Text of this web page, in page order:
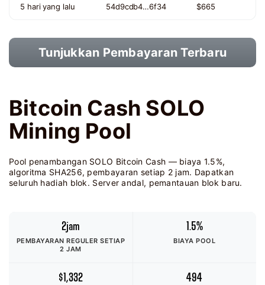
5 hari yang lalu 54d9cdb4…6f34 $665
Tunjukkan Pembayaran Terbaru
Bitcoin Cash SOLO
Mining Pool
Pool penambangan SOLO Bitcoin Cash — biaya 1.5%,
algoritma SHA256, pembayaran setiap 2 jam. Dapatkan
seluruh hadiah blok. Server andal, pemantauan blok baru.
2jam
PEMBAYARAN REGULER SETIAP
2 JAM
1.5%
BIAYA POOL
$1,332 494